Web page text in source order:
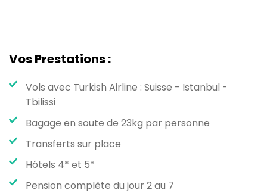
Vos Prestations :
Vols avec Turkish Airline : Suisse - Istanbul -
Tbilissi
Bagage en soute de 23kg par personne
Transferts sur place
Hôtels 4* et 5*
Pension complète du jour 2 au 7